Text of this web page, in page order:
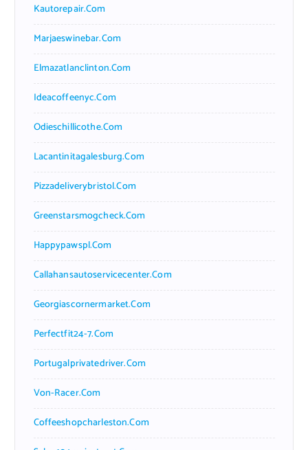
Kautorepair.com
Marjaeswinebar.com
Elmazatlanclinton.com
Ideacoffeenyc.com
Odieschillicothe.com
Lacantinitagalesburg.com
Pizzadeliverybristol.com
Greenstarsmogcheck.com
Happypawspl.com
Callahansautoservicecenter.com
Georgiascornermarket.com
Perfectfit24-7.com
Portugalprivatedriver.com
Von-Racer.com
Coffeeshopcharleston.com